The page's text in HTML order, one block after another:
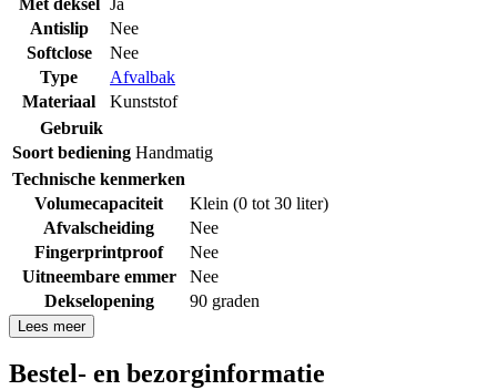
Antislip
Nee
Softclose
Nee
Type
Afvalbak
Materiaal
Kunststof
Gebruik
Soort bediening Handmatig
Technische kenmerken
Volumecapaciteit
Klein (0 tot 30 liter)
Afvalscheiding
Nee
Fingerprintproof
Nee
Uitneembare emmer
Nee
Dekselopening
90 graden
Lees meer
Bestel- en bezorginformatie